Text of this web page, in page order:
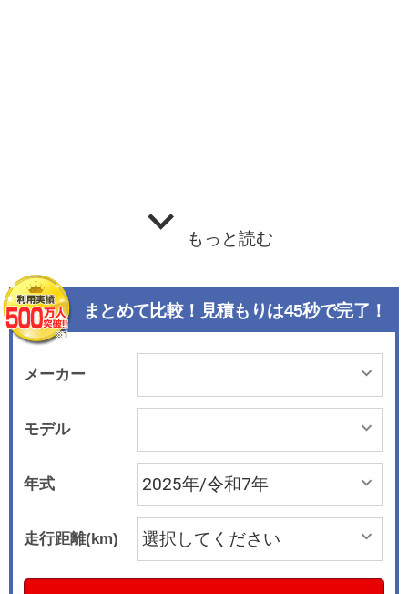
もっと読む
まとめて比較！見積もりは45秒で完了！
メーカー
モデル
年式
走行距離(km)